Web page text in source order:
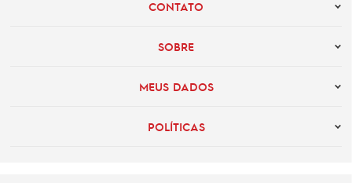
CONTATO
SOBRE
MEUS DADOS
POLÍTICAS